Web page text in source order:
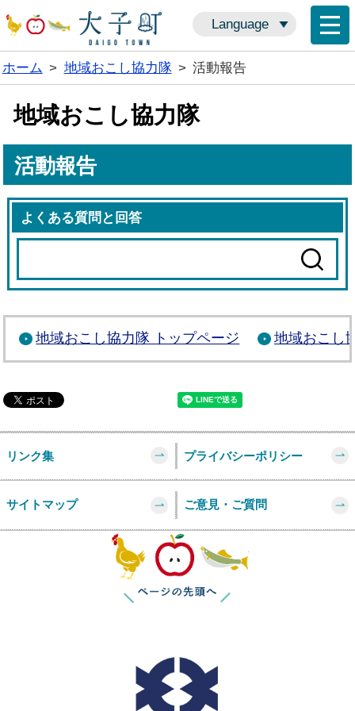
Language
ホーム > 地域おこし協力隊 > 活動報告
地域おこし協力隊
活動報告
よくある質問と回答
地域おこし協力隊 トップページ 地域おこし
リンク集 プライバシーポリシー
サイトマップ ご意見・ご質問